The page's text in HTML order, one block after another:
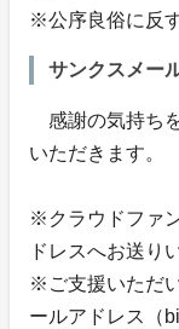
※公序良俗に反
サンクスメー
感謝の気持ち
いただきます。
※クラウドファ
ドレスへお送り
※ご支援いただ
ールアドレス（